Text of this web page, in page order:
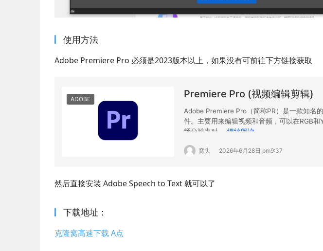
使用方法
Adobe Premiere Pro 必须是2023版本以上，如果没有可前往下方链接获取
然后直接安装 Adobe Speech to Text 就可以了
下载地址：
克隆窝高速下载 A点